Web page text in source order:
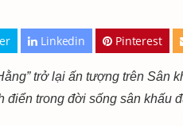
Linkedin Pinterest
trở lại ấn tượng trên Sân
điển trong đời sống sân khấu